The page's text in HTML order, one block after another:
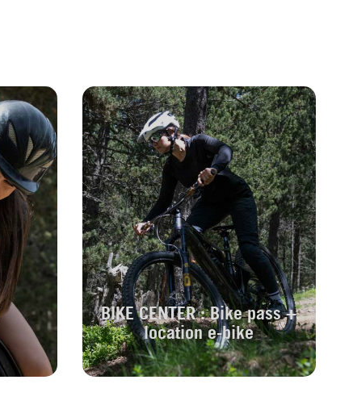
BIKE CENTER : Bike pass +
location e-bike